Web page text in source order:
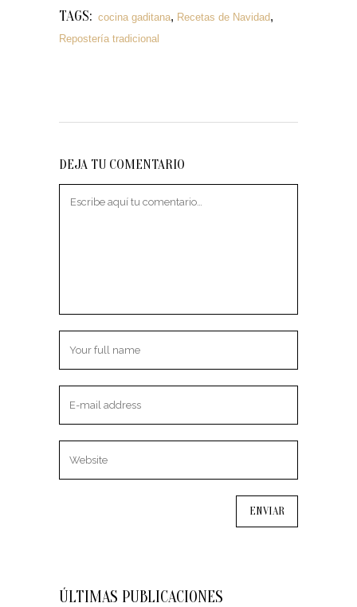
TAGS: cocina gaditana, Recetas de Navidad,
Repostería tradicional
DEJA TU COMENTARIO
ÚLTIMAS PUBLICACIONES